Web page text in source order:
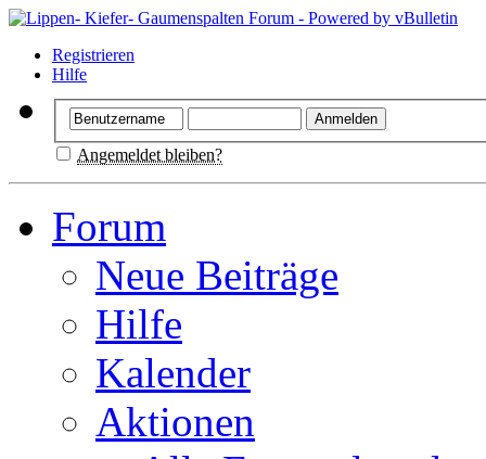
Registrieren
Hilfe
Angemeldet bleiben?
Forum
Neue Beiträge
Hilfe
Kalender
Aktionen